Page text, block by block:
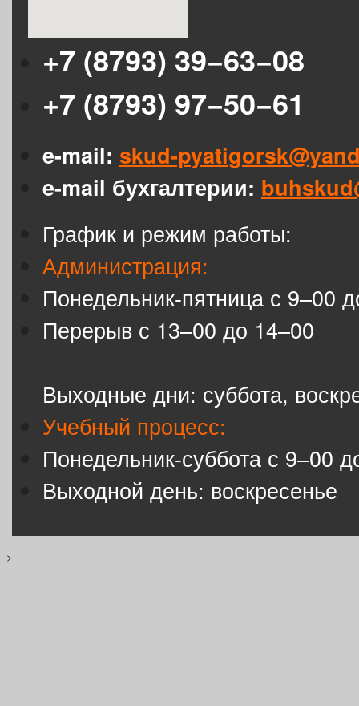
+7 (8793) 39−63−08
+7 (8793) 97−50−61
e-mail: skud-
e-mail бухгалтерии:
График и режим работы:
Администрация:
Понедельник-пятница с 9–00
Перерыв с 13–00 до 14–00
Выходные дни: суббота,
Учебный процесс:
Понедельник-суббота с 9–00
Выходной день: воскресенье
-->